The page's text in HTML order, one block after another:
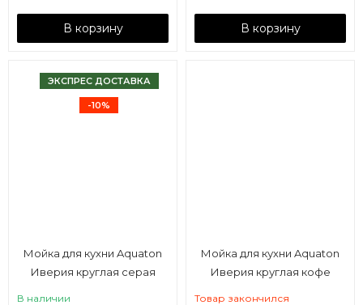
В корзину В корзину
ЭКСПРЕС ДОСТАВКА
-10%
Мойка для кухни Aquaton
Иверия круглая серая
В наличии
Мойка для кухни Aquaton
Иверия круглая кофе
Товар закончился